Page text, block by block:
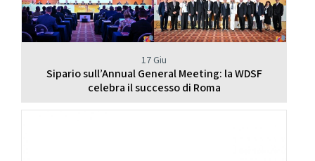
17 Giu
Sipario sull’Annual General Meeting: la WDSF
celebra il successo di Roma